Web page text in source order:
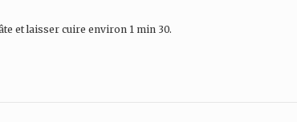
et laisser cuire environ 1 min 30.